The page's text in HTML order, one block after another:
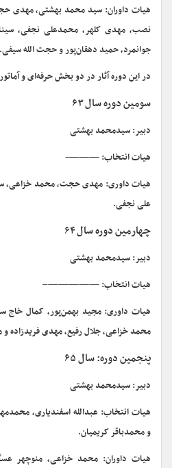
هیات داوران: سید محمد بهشتی، مهدی
نصب، مهدی کلهر، محمدعلی نجفی،
جوانمرد، حمید دهقان‌پور و حجت الله سیفی.
در این دوره آثار در دو بخش حرفه‌ای و
سومین دوره سال ۶۳
دبیر: سیدمحمد بهشتی
هیات انتخاب: ———-
هیات داوری: مهدی حجت، محمد خزاعی،
علی نجفی.
چهارمین دوره سال ۶۴
دبیر: سیدمحمد بهشتی
هیات انتخاب: —————–
هیات داوری: مجید بهمن‌پور، کمال خاج
محمد خزاعی، جلال رفیع، مهدی فریدزاده
پنجمین دوره: سال ۶۵
دبیر: سیدمحمد بهشتی
هیات انتخاب: عبدالله اسفندیاری،
و محمدباقر کریمیان.
هیات داوران: محمد خزاعی، منوچهر